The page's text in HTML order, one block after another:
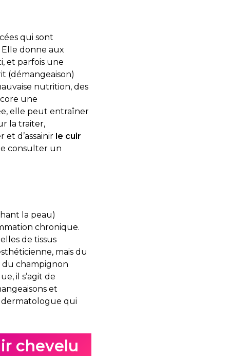
qui sont
donne aux
et parfois une
(démangeaison)
nutrition, des
une
elle peut entraîner
la traiter,
d’assainir le cuir
consulter un
la peau)
chronique.
de tissus
mais du
champignon
il s’agit de
et
dermatologue qui
chevelu